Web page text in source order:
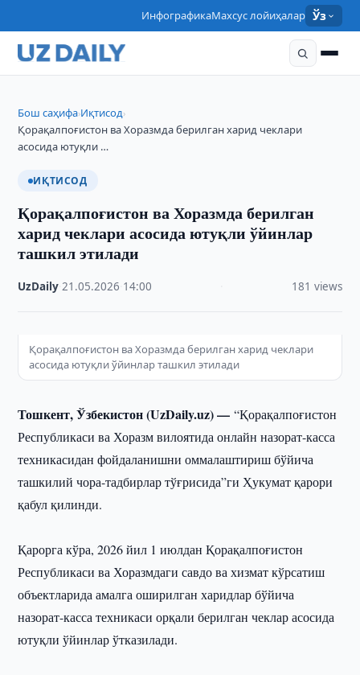
ИнфографикаМахсус лойиҳалар Ўз
Бош саҳифа›Иқтисод›
Қорақалпоғистон ва Хоразмда берилган харид чеклари
асосида ютуқли …
ИҚТИСОД
Қорақалпоғистон ва Хоразмда берилган
харид чеклари асосида ютуқли ўйинлар
ташкил этилади
UzDaily ·21.05.2026 14:00 181 views
Қорақалпоғистон ва Хоразмда берилган харид чеклари
асосида ютуқли ўйинлар ташкил этилади
Тошкент, Ўзбекистон (UzDaily.uz) —“Қорақалпоғистон
Республикаси ва Хоразм вилоятида онлайн назорат-касса
техникасидан фойдаланишни оммалаштириш бўйича
ташкилий чора-тадбирлар тўғрисида”ги Ҳукумат қарори
қабул қилинди.
Қарорга кўра, 2026 йил 1 июлдан Қорақалпоғистон
Республикаси ва Хоразмдаги савдо ва хизмат кўрсатиш
объектларида амалга оширилган харидлар бўйича
назорат-касса техникаси орқали берилган чеклар асосида
ютуқли ўйинлар ўтказилади.